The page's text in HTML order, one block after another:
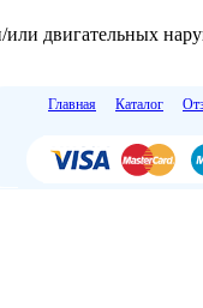
или двигательных
Главная Каталог